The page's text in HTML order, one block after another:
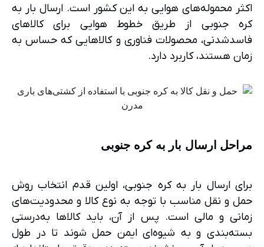
اکثر محموله‌های هوایی به این کشور است. ارسال بار به
کره جنوبی از طریق خطوط هوایی برای کالاهای
فاسدشدنی، محصولات فناوری و کالاهایی که حساس به
زمان هستند، کاربرد دارد.
مراحل ارسال بار به کره جنوبی
برای ارسال بار به کره جنوبی، اولین قدم انتخاب روش
حمل و نقل مناسب با توجه به نوع کالا و محدودیت‌های
زمانی و مالی است. پس از آن، باید کالاها به‌درستی
بسته‌بندی و به شیوه‌ای ایمن حمل شوند تا در طول